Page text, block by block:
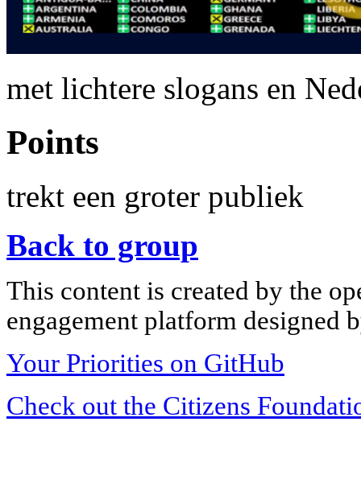
met lichtere slogans en
Points
trekt een groter publiek
Back to group
This content is created by the
engagement platform designed
Your Priorities on GitHub
Check out the Citizens